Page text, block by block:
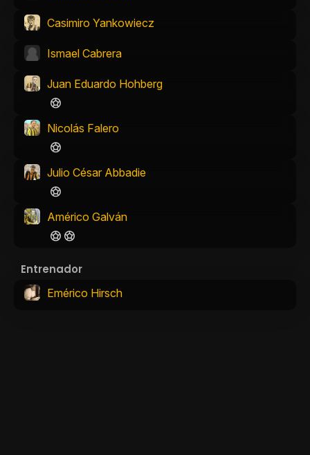
Casimiro Yankowiecz
Ismael Cabrera
Juan Eduardo Hohberg
Nicolás Falero
Julio César Abbadie
Américo Galván
Entrenador
Emérico Hirsch